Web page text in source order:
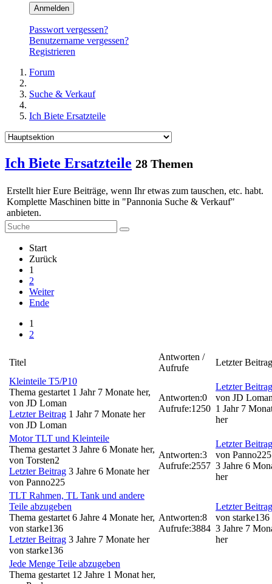
Anmelden
Passwort vergessen?
Benutzername vergessen?
Registrieren
Forum
Suche & Verkauf
Ich Biete Ersatzteile
Ich Biete Ersatzteile 28 Themen
Erstellt hier Eure Beiträge, wenn Ihr etwas zum tauschen, etc. habt.
Komplette Maschinen bitte in "Pannonia Suche & Verkauf"
anbieten.
Start
Zurück
1
2
Weiter
Ende
1
2
Titel
Antworten /
Aufrufe
Letzter Beitrag
Kleinteile T5/P10
Thema gestartet 1 Jahr 7 Monate her,
von JD Loman
Letzter Beitrag 1 Jahr 7 Monate her
von JD Loman
Antworten:0
Aufrufe:1250
Letzter Beitrag
von JD
1 Jahr 7
her
Motor TLT und Kleinteile
Thema gestartet 3 Jahre 6 Monate her,
von Torsten2
Letzter Beitrag 3 Jahre 6 Monate her
von Panno225
Antworten:3
Aufrufe:2557
Letzter Beitrag
von Panno225
3 Jahre 6
her
TLT Rahmen, TL Tank und andere
Teile abzugeben
Thema gestartet 6 Jahre 4 Monate her,
von starke136
Letzter Beitrag 3 Jahre 7 Monate her
von starke136
Antworten:8
Aufrufe:3884
Letzter Beitrag
von starke136
3 Jahre 7
her
Jede Menge Teile abzugeben
Thema gestartet 12 Jahre 1 Monat her,